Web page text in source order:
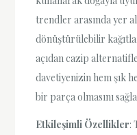
trendler arasında yer
dönüştürülebilir
açıdan cazip
davetiyenizin hem şık
bir parça olmasını
Etkileşimli Özellikler: